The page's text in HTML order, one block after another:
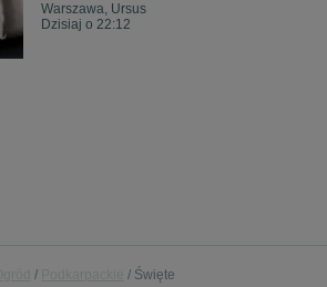
Warszawa, Ursus
Dzisiaj o 22:12
Święte